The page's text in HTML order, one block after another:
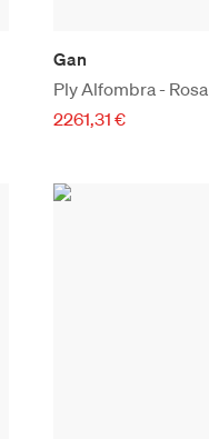
Gan
Ply Alfombra - Rosa
2261,31 €